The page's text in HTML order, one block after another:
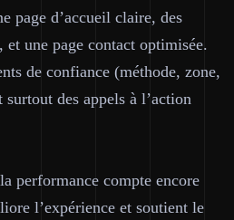
page d’accueil claire, des
et une page contact optimisée.
de confiance (méthode, zone,
des appels à l’action
performance compte encore
l’expérience et soutient le